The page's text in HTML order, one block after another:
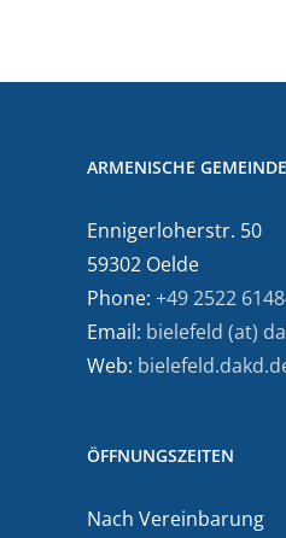
ARMENISCHE
Ennigerloherstr. 50
59302 Oelde
Phone: +49 2522
Email: bielefeld (at)
Web:
ÖFFNUNGSZEITEN
Nach Vereinbarung